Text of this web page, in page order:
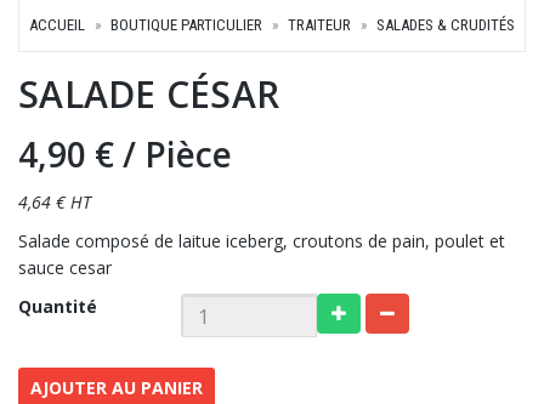
ACCUEIL BOUTIQUE PARTICULIER TRAITEUR SALADES & CRUDITÉS
SALADE CÉSAR
4,90 €/ Pièce
4,64 € HT
Salade composé de laitue iceberg, croutons de pain, poulet et
sauce cesar
Quantité
AJOUTER AU PANIER